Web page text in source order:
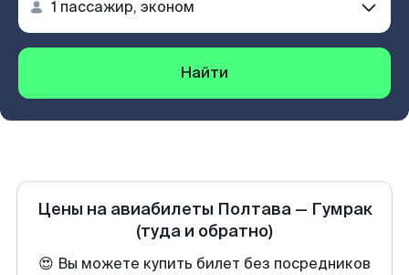
Найти
Цены на авиабилеты Полтава— Гумрак
(туда и обратно)
😍 Вы можете купить билет без посредников